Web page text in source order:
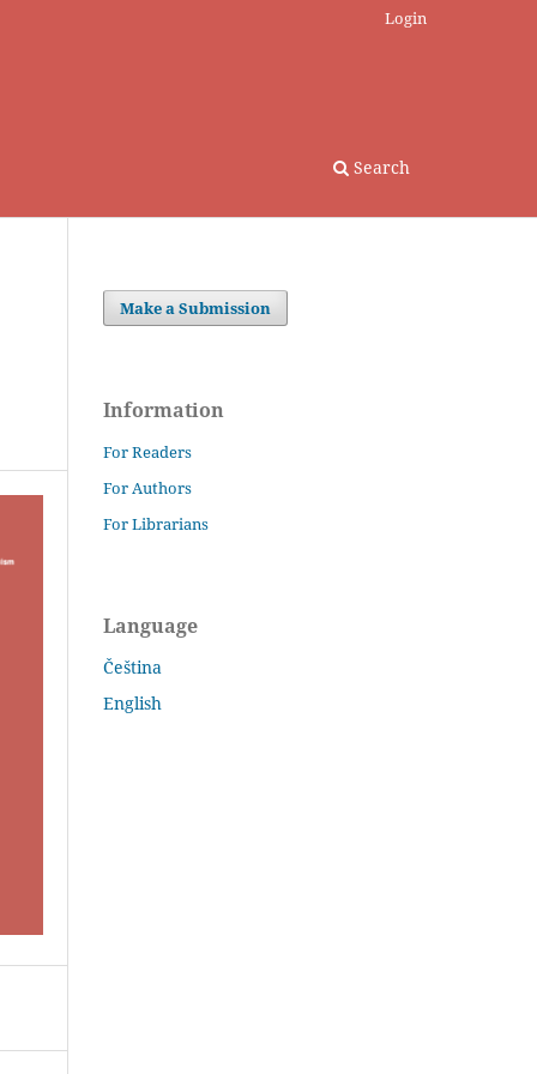
Search
Login
Make a Submission
Information
For Readers
For Authors
For Librarians
Language
Čeština
English